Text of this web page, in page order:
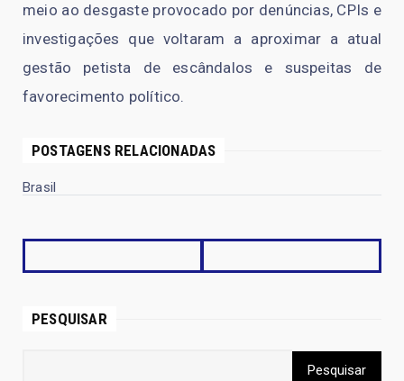
meio ao desgaste provocado por denúncias, CPIs e
investigações que voltaram a aproximar a atual
gestão petista de escândalos e suspeitas de
favorecimento político.
POSTAGENS RELACIONADAS
Brasil
PESQUISAR